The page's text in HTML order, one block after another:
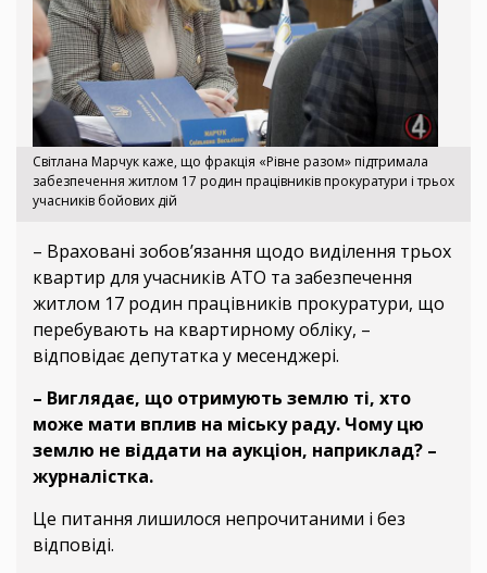
Світлана Марчук каже, що фракція «Рівне разом» підтримала
забезпечення житлом 17 родин працівників прокуратури і трьох
учасників бойових дій
– Враховані зобов’язання щодо виділення трьох
квартир для учасників АТО та забезпечення
житлом 17 родин працівників прокуратури, що
перебувають на квартирному обліку, –
відповідає депутатка у месенджері.
– Виглядає, що отримують землю ті, хто
може мати вплив на міську раду. Чому цю
землю не віддати на аукціон, наприклад? –
журналістка.
Це питання лишилося непрочитаними і без
відповіді.